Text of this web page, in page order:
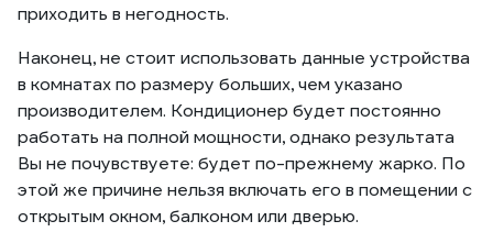
приходить в негодность.
Наконец, не стоит использовать данные устройства
в комнатах по размеру больших, чем указано
производителем. Кондиционер будет постоянно
работать на полной мощности, однако результата
Вы не почувствуете: будет по-прежнему жарко. По
этой же причине нельзя включать его в помещении с
открытым окном, балконом или дверью.